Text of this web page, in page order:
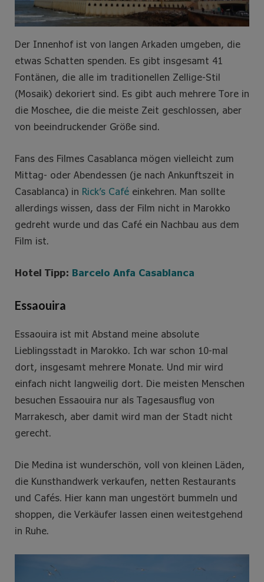
Der Innenhof ist von langen Arkaden umgeben, die
etwas Schatten spenden. Es gibt insgesamt 41
Fontänen, die alle im traditionellen Zellige-Stil
(Mosaik) dekoriert sind. Es gibt auch mehrere Tore in
die Moschee, die die meiste Zeit geschlossen, aber
von beeindruckender Größe sind.
Fans des Filmes Casablanca mögen vielleicht zum
Mittag- oder Abendessen (je nach Ankunftszeit in
Casablanca) in Rick’s Café einkehren. Man sollte
allerdings wissen, dass der Film nicht in Marokko
gedreht wurde und das Café ein Nachbau aus dem
Film ist.
Hotel Tipp: Barcelo Anfa Casablanca
Essaouira
Essaouira ist mit Abstand meine absolute
Lieblingsstadt in Marokko. Ich war schon 10-mal
dort, insgesamt mehrere Monate. Und mir wird
einfach nicht langweilig dort. Die meisten Menschen
besuchen Essaouira nur als Tagesausflug von
Marrakesch, aber damit wird man der Stadt nicht
gerecht.
Die Medina ist wunderschön, voll von kleinen Läden,
die Kunsthandwerk verkaufen, netten Restaurants
und Cafés. Hier kann man ungestört bummeln und
shoppen, die Verkäufer lassen einen weitestgehend
in Ruhe.